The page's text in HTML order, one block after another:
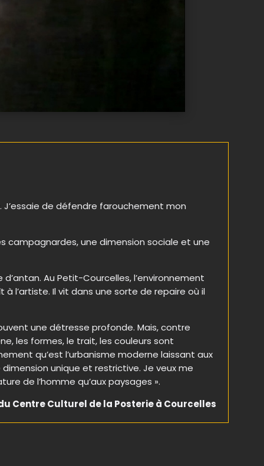
de défendre farouchement mon
campagnardes, une dimension sociale et une
Au Petit-Courcelles, l’environnement
l’artiste. Il vit dans une sorte de repaire où il
une détresse profonde. Mais, contre
les formes, le trait, les couleurs sont
qu’est l’urbanisme moderne laissant aux
unique et restrictive. Je veux me
de l’homme qu’aux paysages ».
du Centre Culturel de la Posterie à Courcelles